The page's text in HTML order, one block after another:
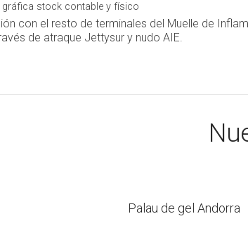
gráfica stock contable y físico
con el resto de terminales del Muelle de
de atraque Jettysur y nudo AIE.
Palau de gel Andorra